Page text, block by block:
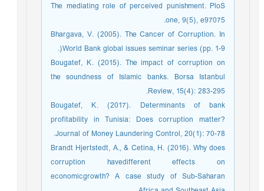
The mediating role of perceived punishment. PloS
one, 9(5), e97075.
Bhargava, V. (2005). The Cancer of Corruption. In
World Bank global issues seminar series (pp. 1-9(.
Bougatef, K. (2015). The impact of corruption on
the soundness of Islamic banks. Borsa Istanbul
Review, 15(4): 283-295.
Bougatef, K. (2017). Determinants of bank
profitability in Tunisia: Does corruption matter?
Journal of Money Laundering Control, 20(1): 70-78.
Brandt Hjertstedt, A., & Cetina, H. (2016). Why does
corruption havedifferent effects on
economicgrowth? A case study of Sub-Saharan